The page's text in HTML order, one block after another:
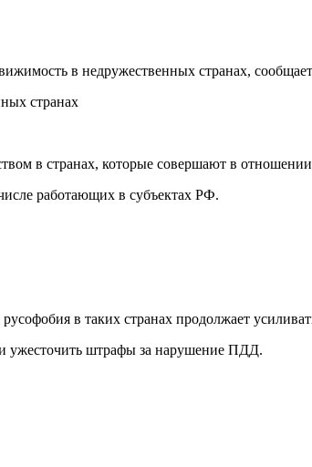
в недружественных странах,
в странах, которые совершают в
работающих в субъектах РФ.
в таких странах продолжает
и ужесточить штрафы за нарушение ПДД.